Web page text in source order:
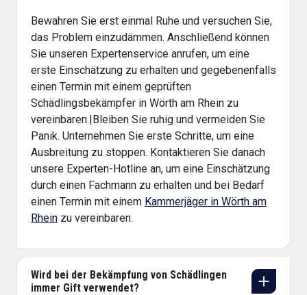
Bewahren Sie erst einmal Ruhe und versuchen Sie,
das Problem einzudämmen. Anschließend können
Sie unseren Expertenservice anrufen, um eine
erste Einschätzung zu erhalten und gegebenenfalls
einen Termin mit einem geprüften
Schädlingsbekämpfer in Wörth am Rhein zu
vereinbaren.|Bleiben Sie ruhig und vermeiden Sie
Panik. Unternehmen Sie erste Schritte, um eine
Ausbreitung zu stoppen. Kontaktieren Sie danach
unsere Experten-Hotline an, um eine Einschätzung
durch einen Fachmann zu erhalten und bei Bedarf
einen Termin mit einem Kammerjäger in Wörth am
Rhein zu vereinbaren.
Wird bei der Bekämpfung von Schädlingen
immer Gift verwendet?